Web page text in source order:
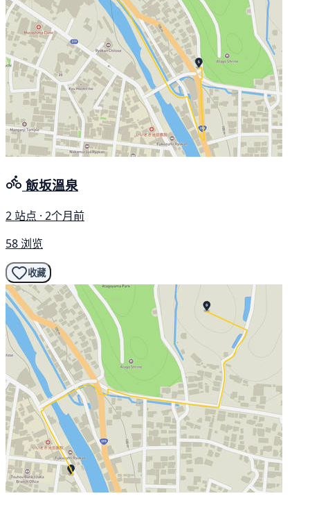
飯坂溫泉
2 站点 · 2个月前
58 浏览
收藏